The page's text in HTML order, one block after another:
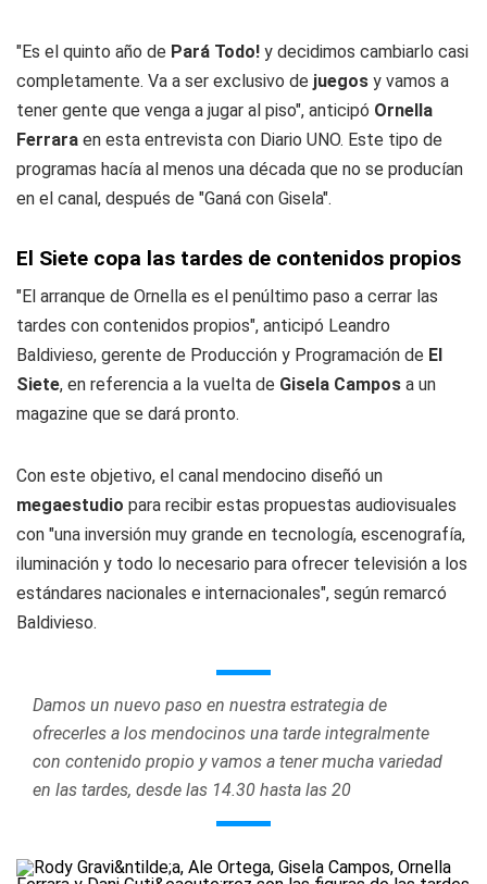
"Es el quinto año de Pará Todo! y decidimos cambiarlo casi
completamente. Va a ser exclusivo de juegos y vamos a
tener gente que venga a jugar al piso", anticipó Ornella
Ferrara en esta entrevista con Diario UNO. Este tipo de
programas hacía al menos una década que no se producían
en el canal, después de "Ganá con Gisela".
El Siete copa las tardes de contenidos propios
"El arranque de Ornella es el penúltimo paso a cerrar las
tardes con contenidos propios", anticipó Leandro
Baldivieso, gerente de Producción y Programación de El
Siete, en referencia a la vuelta de Gisela Campos a un
magazine que se dará pronto.
Con este objetivo, el canal mendocino diseñó un
megaestudio para recibir estas propuestas audiovisuales
con "una inversión muy grande en tecnología, escenografía,
iluminación y todo lo necesario para ofrecer televisión a los
estándares nacionales e internacionales", según remarcó
Baldivieso.
Damos un nuevo paso en nuestra estrategia de
ofrecerles a los mendocinos una tarde integralmente
con contenido propio y vamos a tener mucha variedad
en las tardes, desde las 14.30 hasta las 20